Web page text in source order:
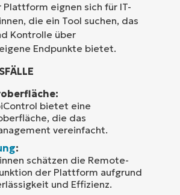
Plattform eignen sich für IT-
die ein Tool suchen, das
Kontrolle über
Endpunkte bietet.
bietet eine
die das
vereinfacht.
:
schätzen die Remote-
der Plattform aufgrund
und Effizienz.